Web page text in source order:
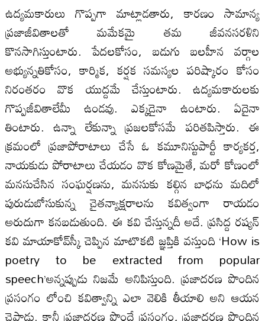
ఉద్యమకారులు గొప్పగా మాట్లాడతారు, కారణం సామాన్య
ప్రజాజీవితాలతో మమేకమై తమ జీవనసరళిని
కొనసాగిస్తుంటారు. పేదలకోసం, బడుగు బలహీన వర్గాల
అభ్యున్నతికోసం, కార్మిక, కర్షక సమస్యల పరిష్కారం కోసం
నిరంతరం వొక యుద్దమే చేస్తుంటారు. ఉద్యమకారులకు
గొప్పజీవితాలేమీ ఉండవు. ఎక్కడైనా ఉంటారు. ఏదైనా
తింటారు. ఉన్నా లేకున్నా ప్రజలకోసమే పరితపిస్తారు. ఈ
క్రమంలో ప్రజాపోరాటాలు చేసే ఓ కమూనిస్టుపార్టీ కార్యకర్త,
నాయకుడు పోరాటాలు చేయడం వొక కోణమైతే, మరో కోణంలో
మనసుచేసిన సంఘర్షణను, మనసుకు కల్గిన బాధను మదిలో
పురుడుబోసుకున్న చైతన్యాక్షరాలను కవిత్వంగా రాయడం
అరుదుగా కనబడుతుంది. ఈ కవి చేస్తున్నదీ అదే. ప్రసిద్ద రష్యన్‌
కవి మాయాకోవ్‌స్కీ చెప్పిన మాటొకటి జ్ఞప్తికి వస్తుంది ‘How is
poetry to be extracted from popular
speech’అన్నప్పుడు నిజమే అనిపిస్తుంది. ప్రజాదరణ పొందిన
ప్రసంగం లోంచి కవిత్వాన్ని ఎలా వెలికి తీయాలి అని ఆయన
చెప్తాడు. కానీ ప్రజాదరణ పొందే ప్రసంగం, ప్రజాదరణ పొందిన